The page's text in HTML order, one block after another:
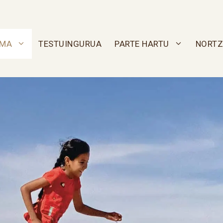
TESTUINGURUA PARTE HARTU